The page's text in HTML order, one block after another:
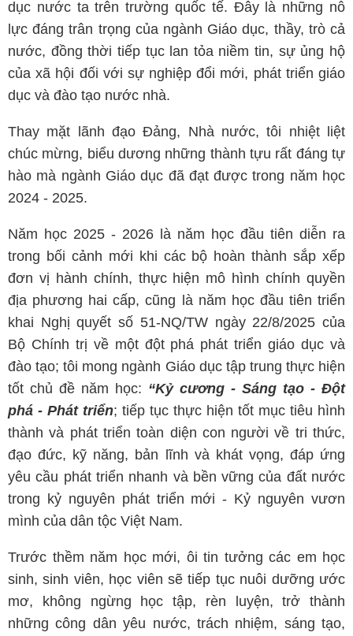
dục nước ta trên trường quốc tế. Đây là những nỗ
lực đáng trân trọng của ngành Giáo dục, thầy, trò cả
nước, đồng thời tiếp tục lan tỏa niềm tin, sự ủng hộ
của xã hội đối với sự nghiệp đổi mới, phát triển giáo
dục và đào tạo nước nhà.
Thay mặt lãnh đạo Đảng, Nhà nước, tôi nhiệt liệt
chúc mừng, biểu dương những thành tựu rất đáng tự
hào mà ngành Giáo dục đã đạt được trong năm học
2024 - 2025.
Năm học 2025 - 2026 là năm học đầu tiên diễn ra
trong bối cảnh mới khi các bộ hoàn thành sắp xếp
đơn vị hành chính, thực hiện mô hình chính quyền
địa phương hai cấp, cũng là năm học đầu tiên triển
khai Nghị quyết số 51-NQ/TW ngày 22/8/2025 của
Bộ Chính trị về một đột phá phát triển giáo dục và
đào tạo; tôi mong ngành Giáo dục tập trung thực hiện
tốt chủ đề năm học: “Kỷ cương - Sáng tạo - Đột
phá - Phát triển; tiếp tục thực hiện tốt mục tiêu hình
thành và phát triển toàn diện con người về tri thức,
đạo đức, kỹ năng, bản lĩnh và khát vọng, đáp ứng
yêu cầu phát triển nhanh và bền vững của đất nước
trong kỷ nguyên phát triển mới - Kỷ nguyên vươn
mình của dân tộc Việt Nam.
Trước thềm năm học mới, ôi tin tưởng các em học
sinh, sinh viên, học viên sẽ tiếp tục nuôi dưỡng ước
mơ, không ngừng học tập, rèn luyện, trở thành
những công dân yêu nước, trách nhiệm, sáng tạo,